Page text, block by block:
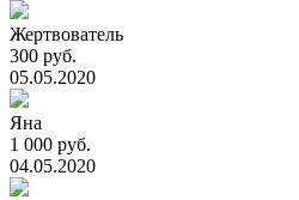
Жертвователь
300 руб.
05.05.2020
Яна
1 000 руб.
04.05.2020